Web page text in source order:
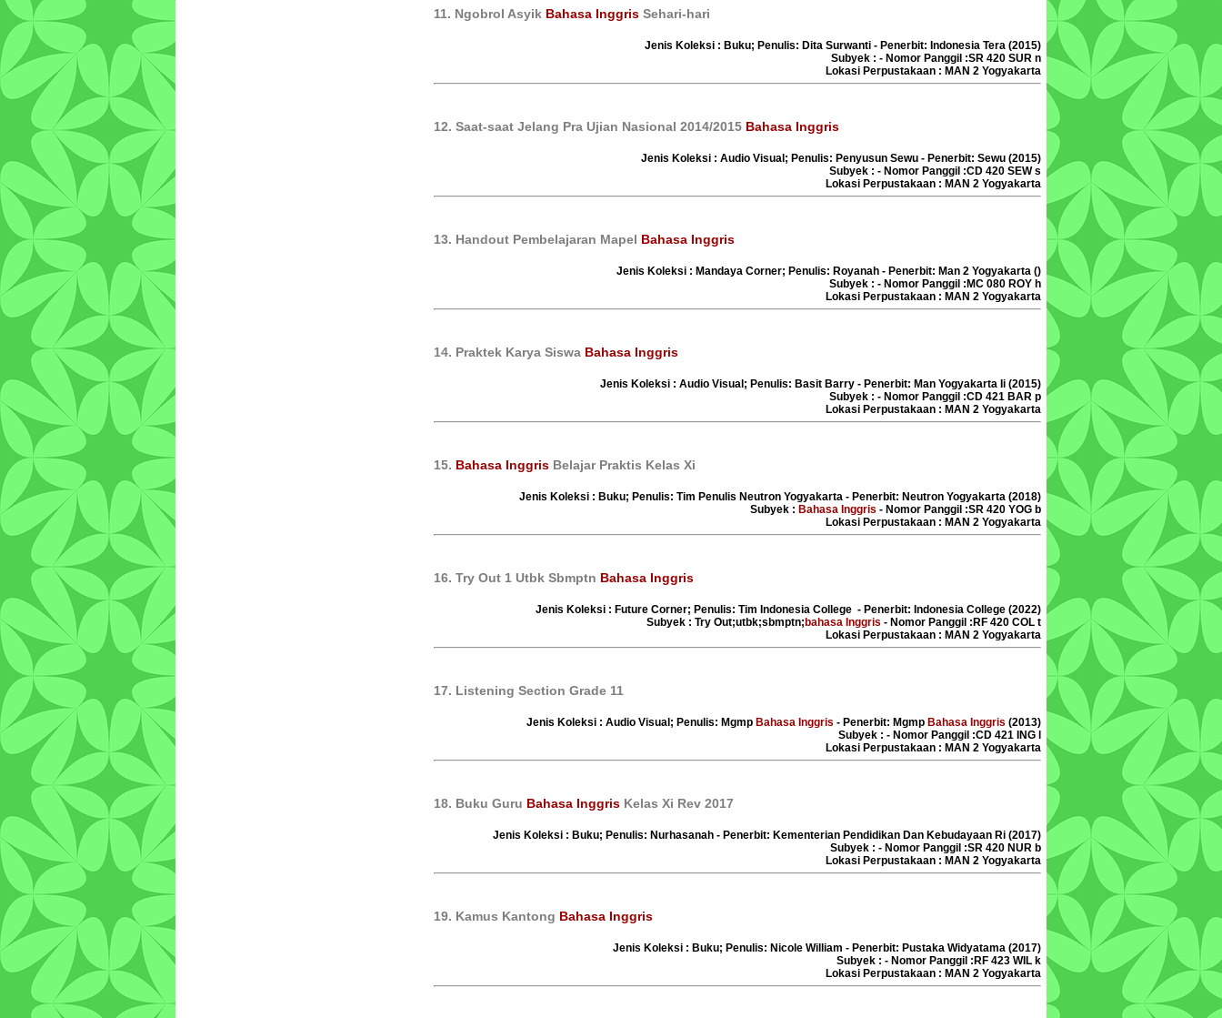
11. Ngobrol Asyik Bahasa Inggris Sehari-hari
Jenis Koleksi : Buku; Penulis: Dita Surwanti - Penerbit: Indonesia Tera (2015)
Subyek : - Nomor Panggil :SR 420 SUR n
Lokasi Perpustakaan : MAN 2 Yogyakarta
12. Saat-saat Jelang Pra Ujian Nasional 2014/2015 Bahasa Inggris
Jenis Koleksi : Audio Visual; Penulis: Penyusun Sewu - Penerbit: Sewu (2015)
Subyek : - Nomor Panggil :CD 420 SEW s
Lokasi Perpustakaan : MAN 2 Yogyakarta
13. Handout Pembelajaran Mapel Bahasa Inggris
Jenis Koleksi : Mandaya Corner; Penulis: Royanah - Penerbit: Man 2 Yogyakarta ()
Subyek : - Nomor Panggil :MC 080 ROY h
Lokasi Perpustakaan : MAN 2 Yogyakarta
14. Praktek Karya Siswa Bahasa Inggris
Jenis Koleksi : Audio Visual; Penulis: Basit Barry - Penerbit: Man Yogyakarta Ii (2015)
Subyek : - Nomor Panggil :CD 421 BAR p
Lokasi Perpustakaan : MAN 2 Yogyakarta
15. Bahasa Inggris Belajar Praktis Kelas Xi
Jenis Koleksi : Buku; Penulis: Tim Penulis Neutron Yogyakarta - Penerbit: Neutron Yogyakarta (2018)
Subyek : Bahasa Inggris - Nomor Panggil :SR 420 YOG b
Lokasi Perpustakaan : MAN 2 Yogyakarta
16. Try Out 1 Utbk Sbmptn Bahasa Inggris
Jenis Koleksi : Future Corner; Penulis: Tim Indonesia College - Penerbit: Indonesia College (2022)
Subyek : Try Out;utbk;sbmptn; bahasa Inggris - Nomor Panggil :RF 420 COL t
Lokasi Perpustakaan : MAN 2 Yogyakarta
17. Listening Section Grade 11
Jenis Koleksi : Audio Visual; Penulis: Mgmp Bahasa Inggris - Penerbit: Mgmp Bahasa Inggris (2013)
Subyek : - Nomor Panggil :CD 421 ING l
Lokasi Perpustakaan : MAN 2 Yogyakarta
18. Buku Guru Bahasa Inggris Kelas Xi Rev 2017
Jenis Koleksi : Buku; Penulis: Nurhasanah - Penerbit: Kementerian Pendidikan Dan Kebudayaan Ri (2017)
Subyek : - Nomor Panggil :SR 420 NUR b
Lokasi Perpustakaan : MAN 2 Yogyakarta
19. Kamus Kantong Bahasa Inggris
Jenis Koleksi : Buku; Penulis: Nicole William - Penerbit: Pustaka Widyatama (2017)
Subyek : - Nomor Panggil :RF 423 WIL k
Lokasi Perpustakaan : MAN 2 Yogyakarta